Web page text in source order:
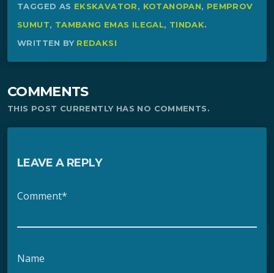
TAGGED AS EKSKAVATOR, KOTANOPAN, PEMPROV
SUMUT, TAMBANG EMAS ILEGAL, TINDAK.
WRITTEN BY REDAKSI
COMMENTS
THIS POST CURRENTLY HAS NO COMMENTS.
LEAVE A REPLY
Comment*
Name